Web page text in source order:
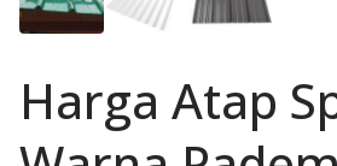
Harga Atap